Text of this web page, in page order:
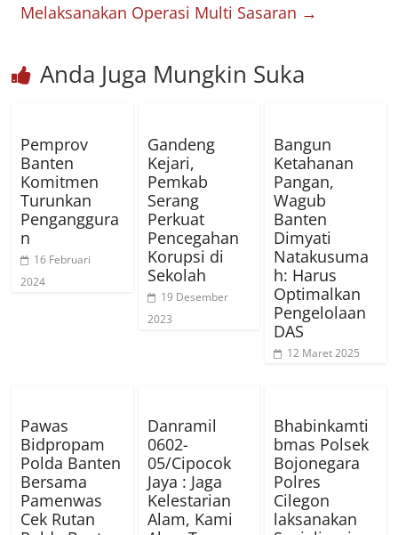
Melaksanakan Operasi Multi Sasaran →
Anda Juga Mungkin Suka
Pemprov
Banten
Komitmen
Turunkan
Penganggura
n
16 Februari
2024
Gandeng
Kejari,
Pemkab
Serang
Perkuat
Pencegahan
Korupsi di
Sekolah
19 Desember
2023
Bangun
Ketahanan
Pangan,
Wagub
Banten
Dimyati
Natakusuma
h: Harus
Optimalkan
Pengelolaan
DAS
12 Maret 2025
Pawas
Bidpropam
Polda Banten
Bersama
Pamenwas
Cek Rutan
Danramil
0602-
05/Cipocok
Jaya : Jaga
Kelestarian
Alam, Kami
Bhabinkamti
bmas Polsek
Bojonegara
Polres
Cilegon
laksanakan